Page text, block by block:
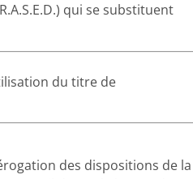
qui se substituent
du titre de
des dispositions de la